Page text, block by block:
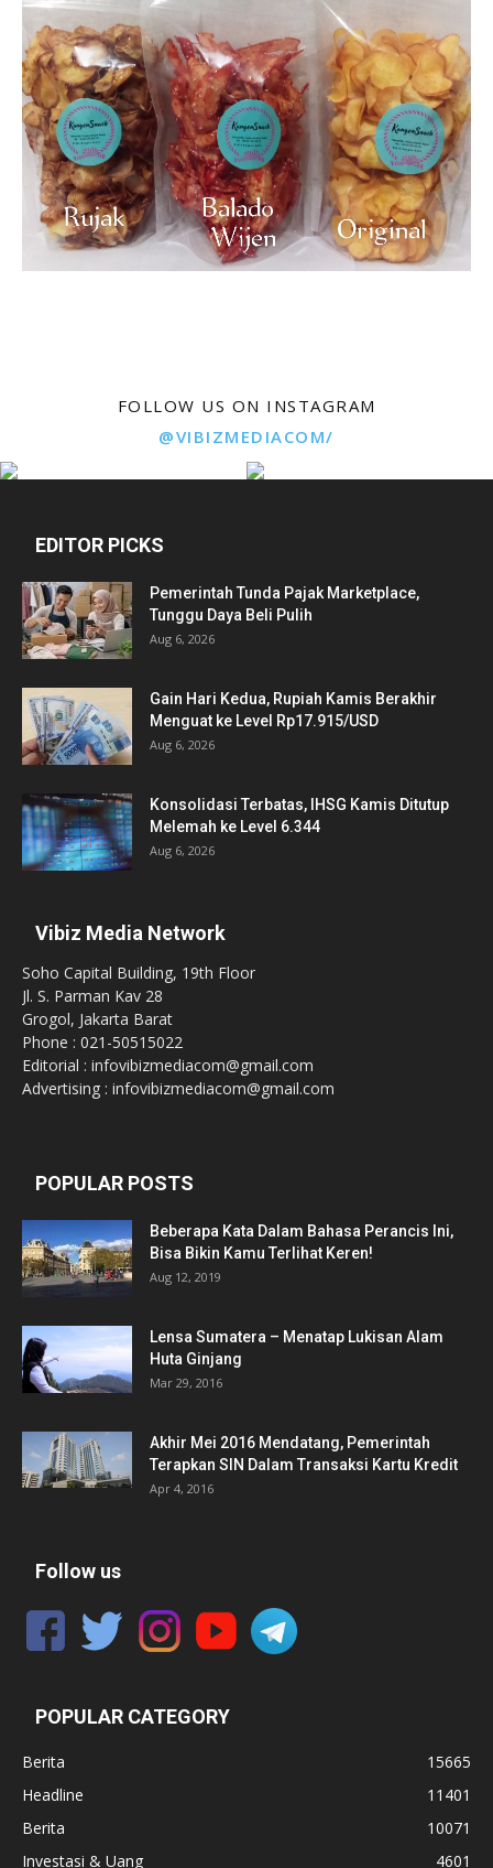
FOLLOW US ON INSTAGRAM
@VIBIZMEDIACOM/
EDITOR PICKS
Pemerintah Tunda Pajak Marketplace,
Tunggu Daya Beli Pulih
Aug 6, 2026
Gain Hari Kedua, Rupiah Kamis Berakhir
Menguat ke Level Rp17.915/USD
Aug 6, 2026
Konsolidasi Terbatas, IHSG Kamis Ditutup
Melemah ke Level 6.344
Aug 6, 2026
Vibiz Media Network
Soho Capital Building, 19th Floor
Jl. S. Parman Kav 28
Grogol, Jakarta Barat
Phone : 021-50515022
Editorial : infovibizmediacom@gmail.com
Advertising : infovibizmediacom@gmail.com
POPULAR POSTS
Beberapa Kata Dalam Bahasa Perancis Ini,
Bisa Bikin Kamu Terlihat Keren!
Aug 12, 2019
Lensa Sumatera – Menatap Lukisan Alam
Huta Ginjang
Mar 29, 2016
Akhir Mei 2016 Mendatang, Pemerintah
Terapkan SIN Dalam Transaksi Kartu Kredit
Apr 4, 2016
Follow us
POPULAR CATEGORY
Berita
15665
Headline
11401
Berita
10071
Investasi & Uang
4601